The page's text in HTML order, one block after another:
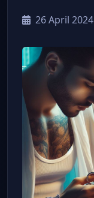
26 April 2024